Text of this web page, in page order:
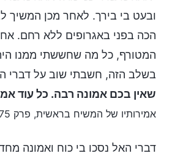
ובעט בי בירך. לאחר מכן המשיך
הכה בפני באגרופים ללא רחם.
המטורף, כל מה שחששתי ממנו
בשלב הזה, חשבתי שוב על דברי
שאין בכם אמונה רבה. כל עוד
אמירותיו של המשיח בראשית, פרק 75)
דברי האל נסכו בי כוח ואמונה